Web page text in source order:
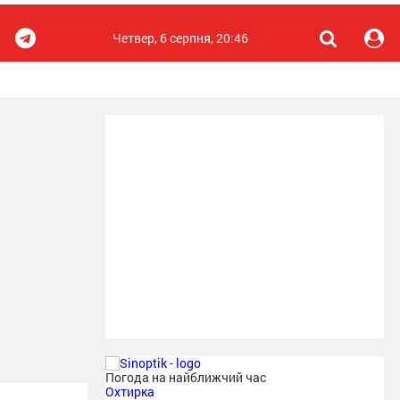
Четвер, 6 серпня, 20:46
Погода на найближчий час
Охтирка